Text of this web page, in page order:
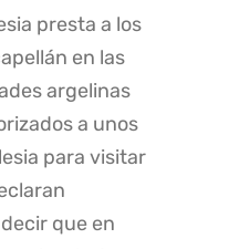
presta a los
en las
argelinas
a unos
para visitar
que en